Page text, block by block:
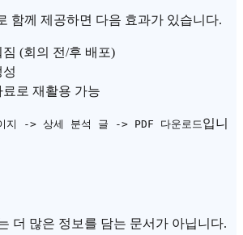
함께 제공하면 다음 효과가 있습니다.
(회의 전/후 배포)
로 재활용 가능
지 -> 상세 분석 글 -> PDF 다운로드 입니
더 많은 정보를 담는 문서가 아닙니다.